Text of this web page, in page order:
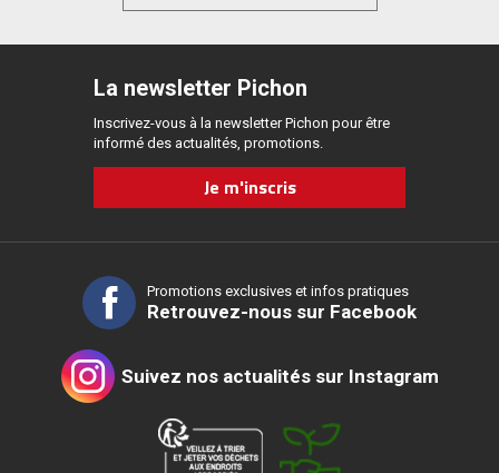
La newsletter Pichon
Inscrivez-vous à la newsletter Pichon pour être
informé des actualités, promotions.
Je m'inscris
Promotions exclusives et infos pratiques
Retrouvez-nous sur Facebook
Suivez nos actualités sur Instagram